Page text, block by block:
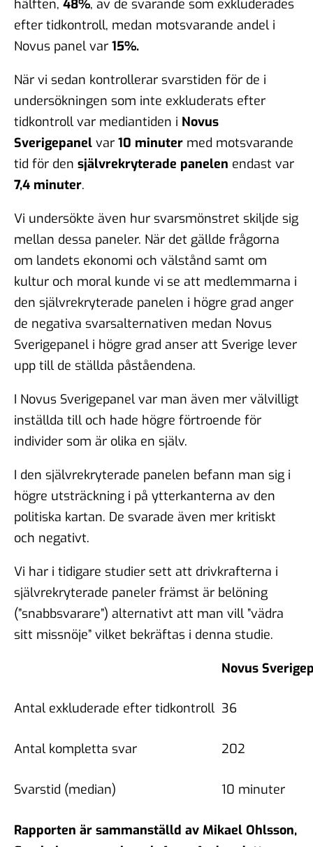
hälften, 48%, av de svarande som exkluderades
efter tidkontroll, medan motsvarande andel i
Novus panel var 15%.
När vi sedan kontrollerar svarstiden för de i
undersökningen som inte exkluderats efter
tidkontroll var mediantiden i Novus
Sverigepanel var 10 minuter med motsvarande
tid för den självrekryterade panelen endast var
7,4 minuter.
Vi undersökte även hur svarsmönstret skiljde sig
mellan dessa paneler. När det gällde frågorna
om landets ekonomi och välstånd samt om
kultur och moral kunde vi se att medlemmarna i
den självrekryterade panelen i högre grad anger
de negativa svarsalternativen medan Novus
Sverigepanel i högre grad anser att Sverige lever
upp till de ställda påståendena.
I Novus Sverigepanel var man även mer välvilligt
inställda till och hade högre förtroende för
individer som är olika en själv.
I den självrekryterade panelen befann man sig i
högre utsträckning i på ytterkanterna av den
politiska kartan. De svarade även mer kritiskt
och negativt.
Vi har i tidigare studier sett att drivkrafterna i
självrekryterade paneler främst är belöning
(”snabbsvarare”) alternativt att man vill ”vädra
sitt missnöje” vilket bekräftas i denna studie.
Novus
Antal exkluderade efter tidkontroll 36
Antal kompletta svar 202
Svarstid (median) 10 minuter
Rapporten är sammanställd av Mikael Ohlsson,